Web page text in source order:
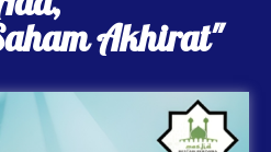
Akhirat"